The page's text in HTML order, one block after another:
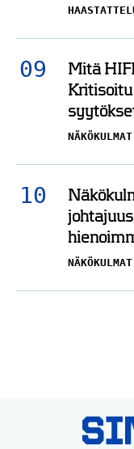
Mitä
NÄKÖKULMAT
NÄKÖKULMAT